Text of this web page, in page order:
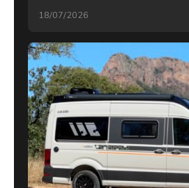
18/07/2026